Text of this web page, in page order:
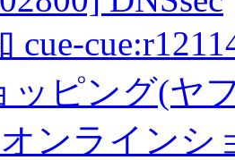
cue-
ッピング(ヤ
オンラインシ